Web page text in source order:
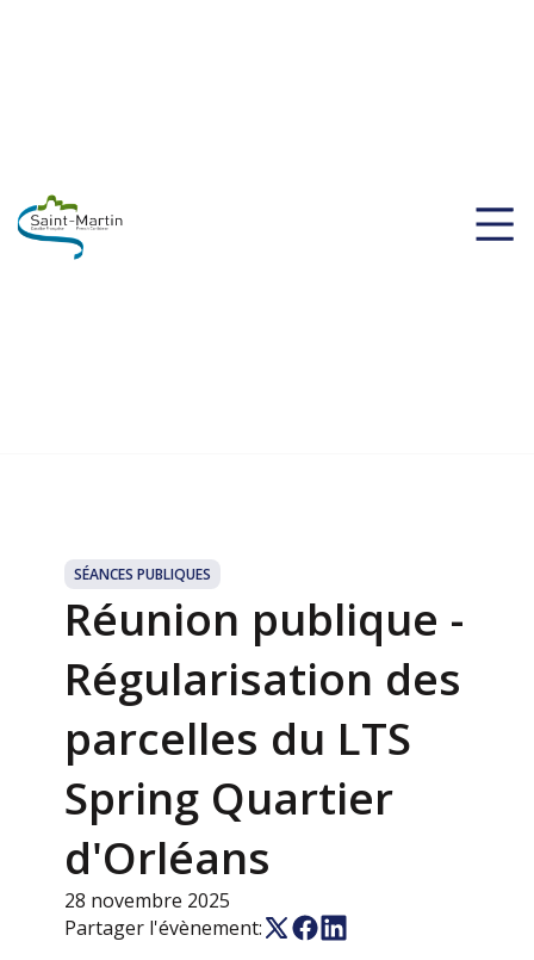
SÉANCES PUBLIQUES
Réunion publique -
Régularisation des
parcelles du LTS
Spring Quartier
d'Orléans
28 novembre 2025
Partager l'évènement: